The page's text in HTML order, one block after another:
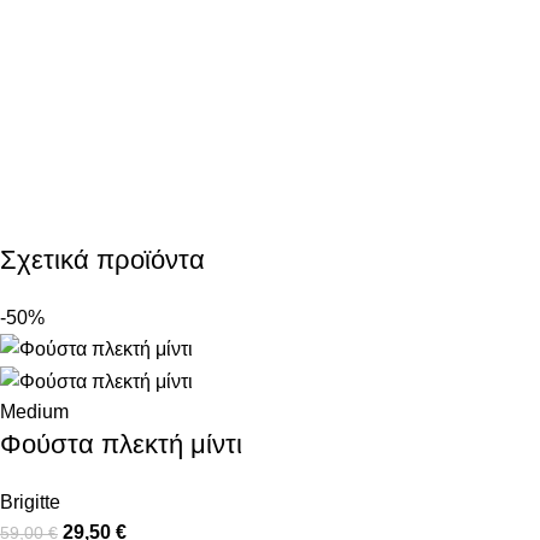
Σχετικά προϊόντα
-50%
Medium
Φούστα πλεκτή μίντι
Brigitte
59,00€ 29,50 €